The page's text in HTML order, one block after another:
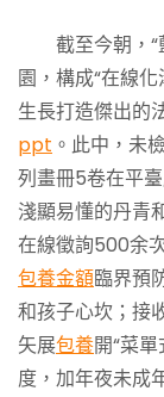
截至今朝，
園，構成“在線
生長打造傑出的
ppt 。此中，未
列畫冊5卷在平
淺顯易懂的丹青
在線徵詢500余
包養金額臨界預
和孩子心坎；接
矢展包養開“菜
度，加年夜未成